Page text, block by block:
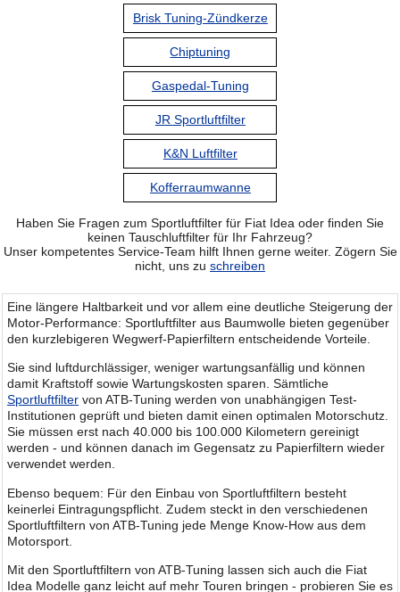
Brisk Tuning-Zündkerze
Chiptuning
Gaspedal-Tuning
JR Sportluftfilter
K&N Luftfilter
Kofferraumwanne
Haben Sie Fragen zum Sportluftfilter für Fiat Idea oder finden Sie
keinen Tauschluftfilter für Ihr Fahrzeug?
Unser kompetentes Service-Team hilft Ihnen gerne weiter. Zögern Sie
nicht, uns zu schreiben
Eine längere Haltbarkeit und vor allem eine deutliche Steigerung der
Motor-Performance: Sportluftfilter aus Baumwolle bieten gegenüber
den kurzlebigeren Wegwerf-Papierfiltern entscheidende Vorteile.
Sie sind luftdurchlässiger, weniger wartungsanfällig und können
damit Kraftstoff sowie Wartungskosten sparen. Sämtliche
Sportluftfilter von ATB-Tuning werden von unabhängigen Test-
Institutionen geprüft und bieten damit einen optimalen Motorschutz.
Sie müssen erst nach 40.000 bis 100.000 Kilometern gereinigt
werden - und können danach im Gegensatz zu Papierfiltern wieder
verwendet werden.
Ebenso bequem: Für den Einbau von Sportluftfiltern besteht
keinerlei Eintragungspflicht. Zudem steckt in den verschiedenen
Sportluftfiltern von ATB-Tuning jede Menge Know-How aus dem
Motorsport.
Mit den Sportluftfiltern von ATB-Tuning lassen sich auch die Fiat
Idea Modelle ganz leicht auf mehr Touren bringen - probieren Sie es